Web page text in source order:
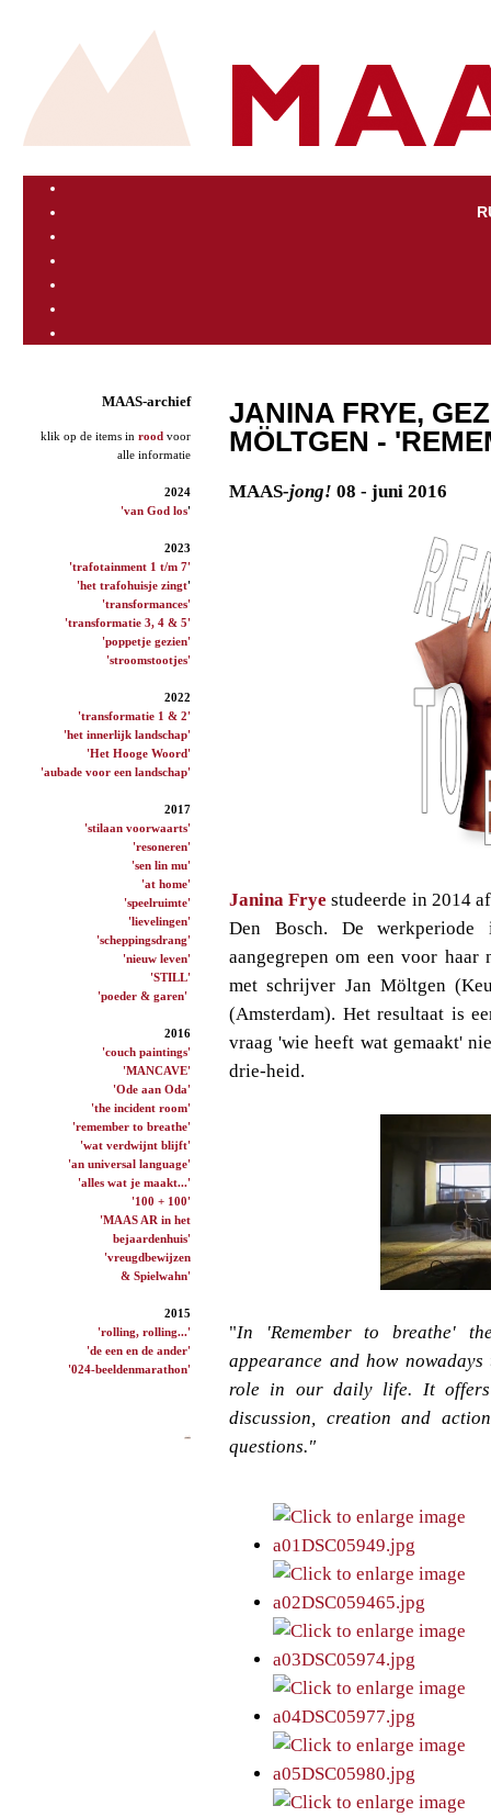
MAAS-archief
klik op de items in rood voor
alle informatie
2024
'van God los'
2023
'trafotainment 1 t/m 7'
'het trafohuisje zingt'
'transformances'
'transformatie 3, 4 & 5'
'poppetje gezien'
'stroomstootjes'
2022
'transformatie 1 & 2'
'het innerlijk landschap'
'Het Hooge Woord'
'aubade voor een landschap'
2017
'stilaan voorwaarts'
'resoneren'
'sen lin mu'
'at home'
'speelruimte'
'lievelingen'
'scheppingsdrang'
'nieuw leven'
'STILL'
'poeder & garen'
2016
'couch paintings'
'MANCAVE'
'Ode aan Oda'
'the incident room'
'remember to breathe'
'wat verdwijnt blijft'
'an universal language'
'alles wat je maakt...'
'100 + 100'
'MAAS AR in het
bejaardenhuis'
'vreugdbewijzen
& Spielwahn'
2015
'rolling, rolling...'
'de een en de ander'
'024-beeldenmarathon'
JANINA FRYE,
MÖLTGEN -
MAAS-jong! 08 - juni 2016
Janina Frye studeerde in 2014
Den Bosch. De
aangegrepen om een voor
met schrijver Jan Möltgen
(Amsterdam). Het resultaat is
vraag 'wie heeft wat gemaakt'
drie-heid.
"In 'Remember to breathe'
appearance and how
role in our daily life. It offers
discussion, creation and
questions."